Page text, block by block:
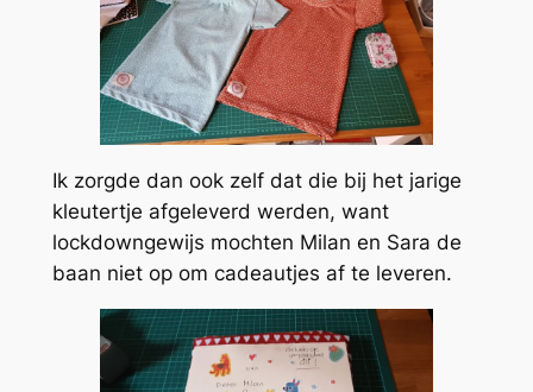
Ik zorgde dan ook zelf dat die bij het jarige
kleutertje afgeleverd werden, want
lockdowngewijs mochten Milan en Sara de
baan niet op om cadeautjes af te leveren.